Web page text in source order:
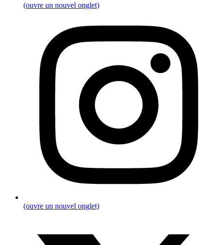
(ouvre un nouvel onglet)
(ouvre un nouvel onglet)